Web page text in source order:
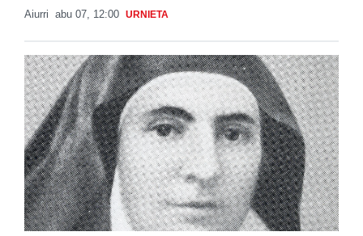
Aiurri abu 07, 12:00 URNIETA